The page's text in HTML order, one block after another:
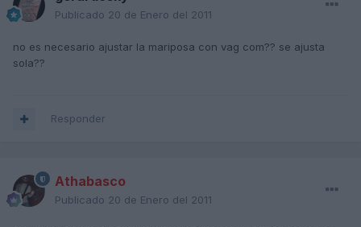
Publicado 20 de Enero del 2011
no es necesario ajustar la mariposa con vag com?? se ajusta
sola??
Responder
Athabasco
Publicado 20 de Enero del 2011